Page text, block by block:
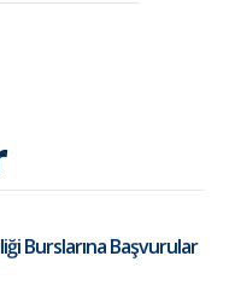
Burslarına Başvurular